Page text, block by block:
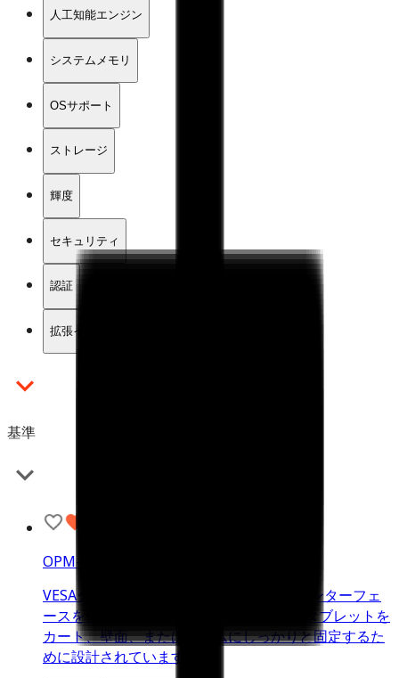
人工知能エンジン
システムメモリ
OSサポート
ストレージ
輝度
セキュリティ
認証
拡張インターフェース
基準
OPM-T021-A1
VESAクレードルは、標準VESAマウントインターフェ
ースを使用して、MD116シリーズ医療用タブレットを
カート、壁面、またはアームにしっかりと固定するた
めに設計されています